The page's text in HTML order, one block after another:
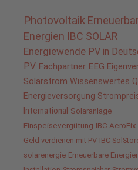
Photovoltaik
Energien IBC SOLAR
Energiewende PV in
PV Fachpartner EEG
Solarstrom Wissenswertes
Energieversorgung
International Solaranlage
Einspeisevergütung IBC AeroFix
Geld verdienen mit PV IBC
solarenergie Erneuerbare